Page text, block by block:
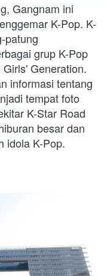
Gangnam ini
K-Pop. K-
patung
grup K-Pop
Generation.
informasi tentang
tempat foto
K-Star Road
besar dan
idola K-Pop.